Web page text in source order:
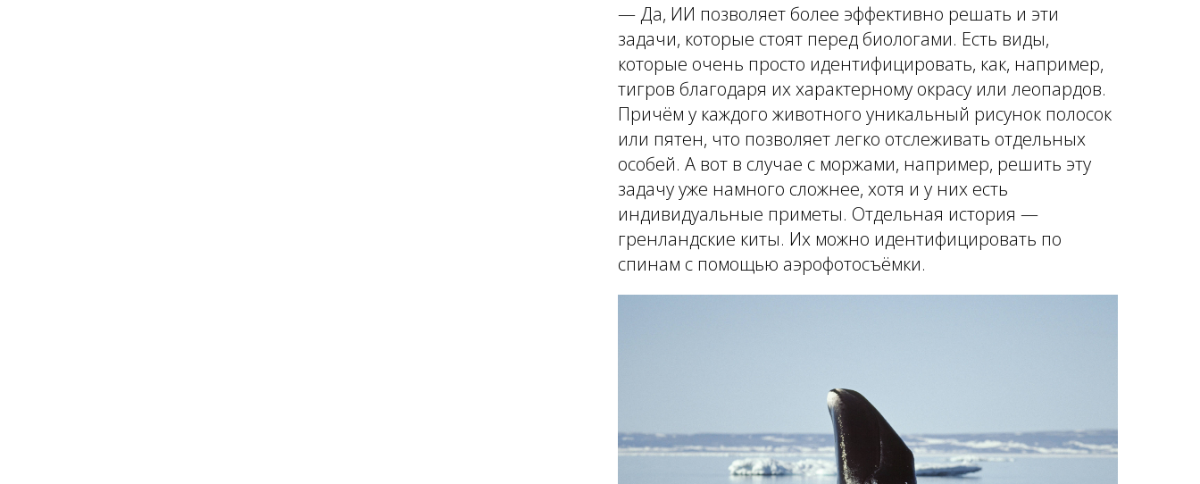
— Да, ИИ позволяет более эффективно решать и эти
задачи, которые стоят перед биологами. Есть виды,
которые очень просто идентифицировать, как, например,
тигров благодаря их характерному окрасу или леопардов.
Причём у каждого животного уникальный рисунок полосок
или пятен, что позволяет легко отслеживать отдельных
особей. А вот в случае с моржами, например, решить эту
задачу уже намного сложнее, хотя и у них есть
индивидуальные приметы. Отдельная история —
гренландские киты. Их можно идентифицировать по
спинам с помощью аэрофотосъёмки.